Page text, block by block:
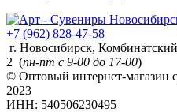
+7 (962) 828-47-58
г. Новосибирск,
2 (пн-пт с 9-00 до 17-00)
© Оптовый интернет-магазин
2023
ИНН: 540506230495